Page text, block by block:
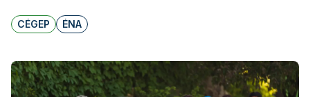
CÉGEP ÉNA